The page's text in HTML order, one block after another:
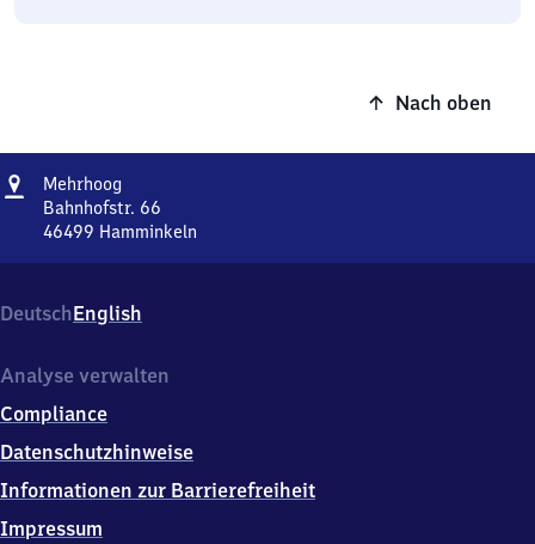
Nach oben
Adresse
Mehrhoog
Bahnhofstr. 66
46499 Hamminkeln
66,
4
4
9
Hamminkeln
DeutschEnglish
Analyse verwalten
Compliance
Datenschutzhinweise
Informationen zur Barrierefreiheit
Impressum